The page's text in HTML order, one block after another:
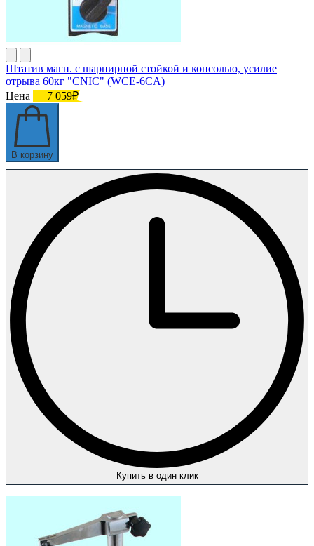
Штатив магн. с шарнирной стойкой и консолью, усилие
отрыва 60кг "CNIC" (WCE-6CА)
Цена
7 059₽
В корзину
Купить в один клик